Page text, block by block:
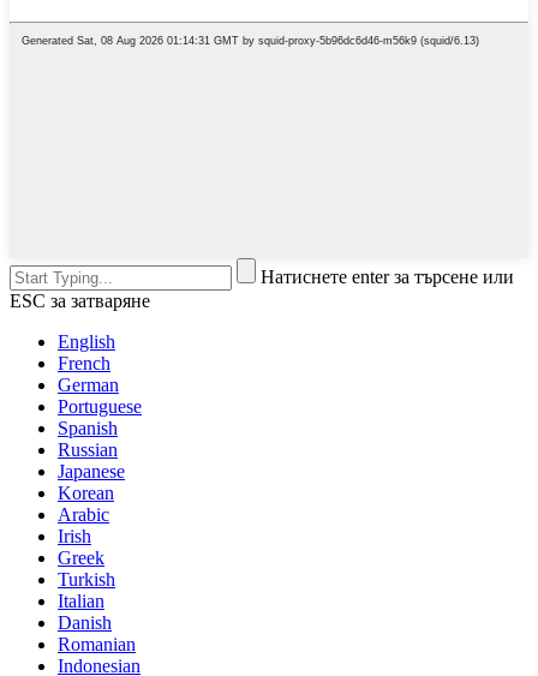
Натиснете enter за търсене или
ESC за затваряне
English
French
German
Portuguese
Spanish
Russian
Japanese
Korean
Arabic
Irish
Greek
Turkish
Italian
Danish
Romanian
Indonesian